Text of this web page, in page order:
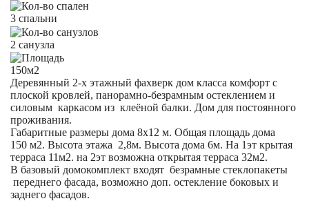
3 спальни
2 санузла
150м2
Деревянный 2-х этажный фахверк дом класса комфорт с
плоской кровлей, панорамно-безрамным остеклением и
силовым каркасом из клеёной балки. Дом для постоянного
проживания.
Габаритные размеры дома 8х12 м. Общая площадь дома
150 м2. Высота этажа 2,8м. Высота дома 6м. На 1эт крытая
терраса 11м2. на 2эт возможна открытая терраса 32м2.
В базовый домокомплект входят безрамные стеклопакеты
переднего фасада, возможно доп. остекление боковых и
заднего фасадов.